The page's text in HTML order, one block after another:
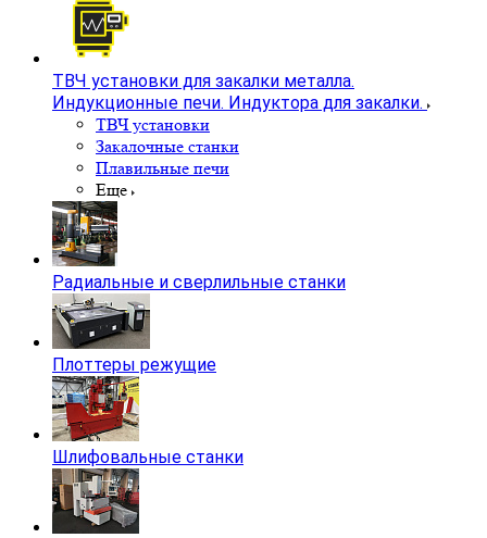
ТВЧ установки для закалки металла.
Индукционные печи. Индуктора для закалки.
ТВЧ установки
Закалочные станки
Плавильные печи
Еще
Радиальные и сверлильные станки
Плоттеры режущие
Шлифовальные станки